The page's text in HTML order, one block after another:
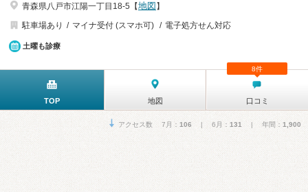
青森県八戸市江陽一丁目18-5【地図 】
駐車場あり
マイナ受付 (スマホ可) 電子処方せん対応
土曜も診療
TOP 地図 口コミ
8件
アクセス数 7月： 106 | 6月： 131 | 年間： 1,900